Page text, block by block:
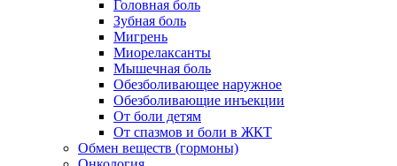
Головная боль
Зубная боль
Мигрень
Миорелаксанты
Мышечная боль
Обезболивающее наружное
Обезболивающие инъекции
От боли детям
От спазмов и боли в ЖКТ
Обмен веществ (гормоны)